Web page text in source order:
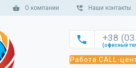
О компании Наши контакты
 +38
(офисный

(офисный
Работа CALL-